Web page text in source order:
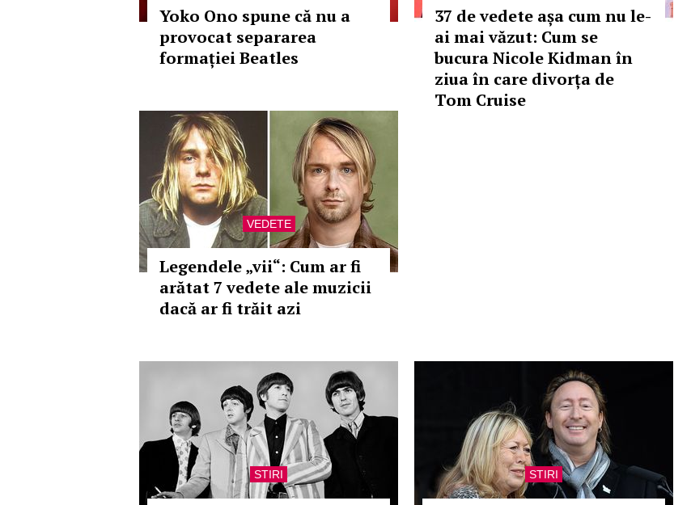
Yoko Ono spune că nu a
provocat separarea
formației Beatles
37 de vedete așa cum nu le-
ai mai văzut: Cum se
bucura Nicole Kidman în
ziua în care divorța de
Tom Cruise
VEDETE
Legendele „vii“: Cum ar fi
arătat 7 vedete ale muzicii
dacă ar fi trăit azi
STIRI STIRI